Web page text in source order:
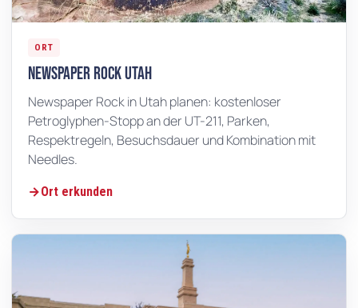
ORT
Newspaper Rock Utah
Newspaper Rock in Utah planen: kostenloser
Petroglyphen-Stopp an der UT-211, Parken,
Respektregeln, Besuchsdauer und Kombination mit
Needles.
Ort erkunden